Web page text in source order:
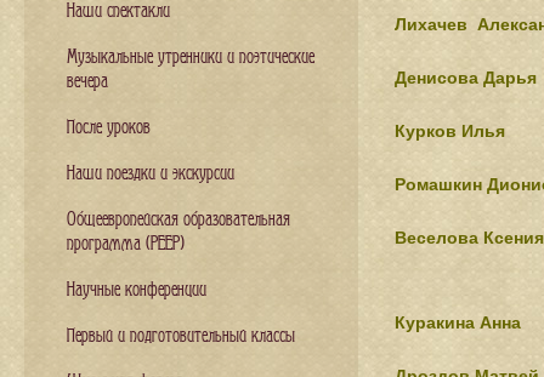
Лихачев
Денисова Дарья
Курков Илья
Ромашкин
Веселова Ксения
Куракина Анна
Наши спектакли
Музыкальные утренники и поэтические
вечера
После уроков
Наши поездки и экскурсии
Общеевропейская образовательная
программа (PEEP)
Научные конференции
Первый и подготовительный классы